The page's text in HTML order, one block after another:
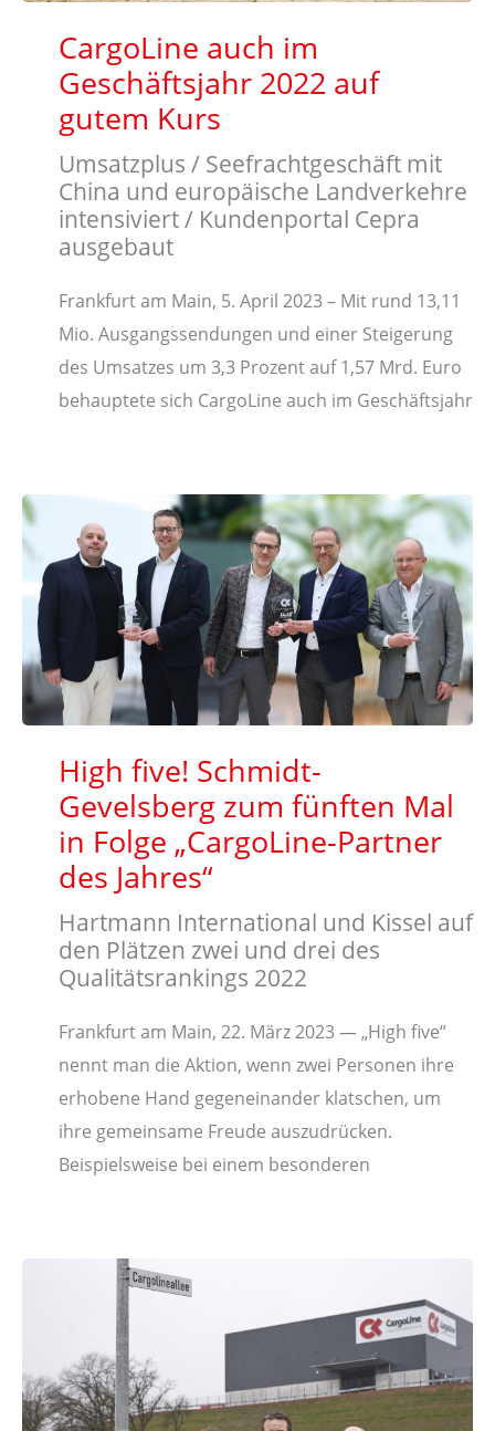
CargoLine auch im
Geschäftsjahr 2022 auf
gutem Kurs
Umsatzplus / Seefrachtgeschäft mit
China und europäische Landverkehre
intensiviert / Kundenportal Cepra
ausgebaut
Frankfurt am Main, 5. April 2023 – Mit rund 13,11
Mio. Ausgangssendungen und einer Steigerung
des Umsatzes um 3,3 Prozent auf 1,57 Mrd. Euro
behauptete sich CargoLine auch im Geschäftsjahr
High five! Schmidt-
Gevelsberg zum fünften Mal
in Folge „CargoLine-Partner
des Jahres“
Hartmann International und Kissel auf
den Plätzen zwei und drei des
Qualitätsrankings 2022
Frankfurt am Main, 22. März 2023 — „High five“
nennt man die Aktion, wenn zwei Personen ihre
erhobene Hand gegeneinander klatschen, um
ihre gemeinsame Freude auszudrücken.
Beispielsweise bei einem besonderen